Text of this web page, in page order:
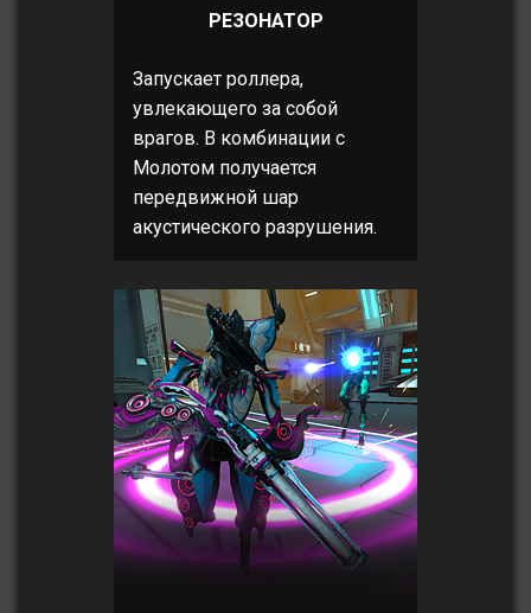
РЕЗОНАТОР
Запускает роллера,
увлекающего за собой
врагов. В комбинации с
Молотом получается
передвижной шар
акустического разрушения.